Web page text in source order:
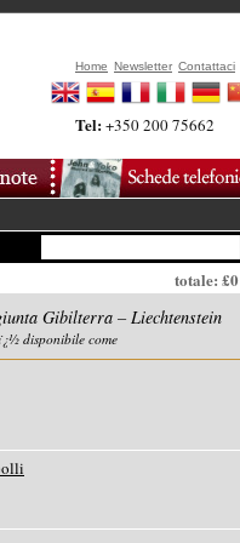
Home Newsletter Contattaci
Tel:+350 200 75662
totale: £0
Gibilterra – Liechtenstein
disponibile come